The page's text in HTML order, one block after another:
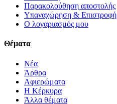
Παρακολούθηση αποστολής
Υπαναχώρηση & Επιστροφή
Ο λογαριασμός μου
Θέματα
Νέα
Άρθρα
Αφιερώματα
Η Κέρκυρα
Άλλα θέματα